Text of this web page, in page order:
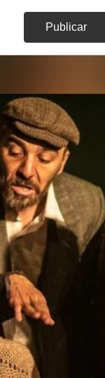
Publicar